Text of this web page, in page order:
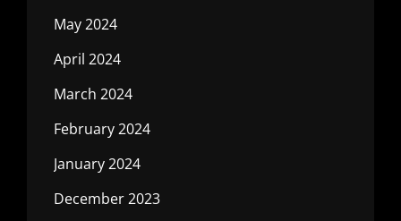
May 2024
April 2024
March 2024
February 2024
January 2024
December 2023